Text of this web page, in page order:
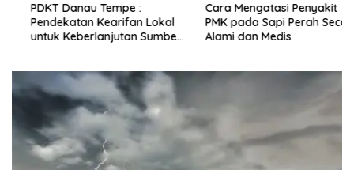
PDKT Danau Tempe :
Pendekatan Kearifan Lokal
untuk Keberlanjutan Sumber
Cara Mengatasi Penyakit
PMK pada Sapi Perah Secara
Alami dan Medis